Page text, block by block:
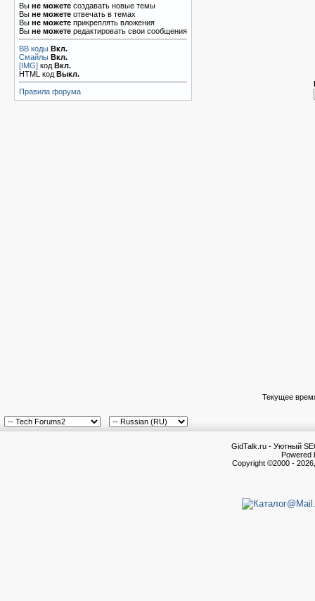
Вы не можете создавать новые темы
Вы не можете отвечать в темах
Вы не можете прикреплять вложения
Вы не можете редактировать свои сообщения
BB коды Вкл.
Смайлы Вкл.
[IMG] код Вкл.
HTML код Выкл.
Правила форума
Текущее
GidTalk.ru - Уютный
Powered
Copyright ©2000 -